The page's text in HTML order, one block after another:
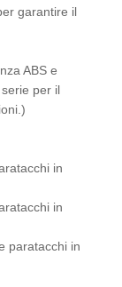
garantire il
ABS e
per il
in
in
paratacchi in